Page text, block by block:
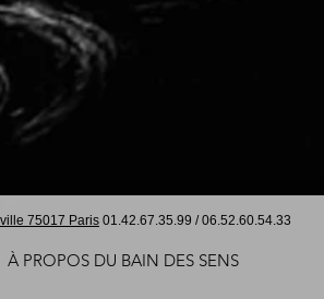
75017 Paris 01.42.67.35.99 /06.52.60.54.33
À PROPOS DU BAIN DES SENS